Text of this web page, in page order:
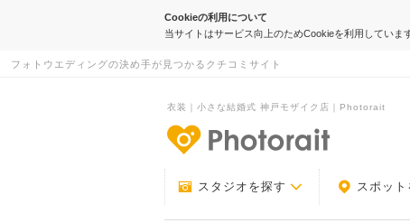
Cookieの利用について
当サイトはサービス向上のためCookieを利用してい
フォトウエディングの決め手が見つかるクチコミサイト
衣装｜小さな結婚式 神戸モザイク店｜Photorait
スタジオを探す スポット